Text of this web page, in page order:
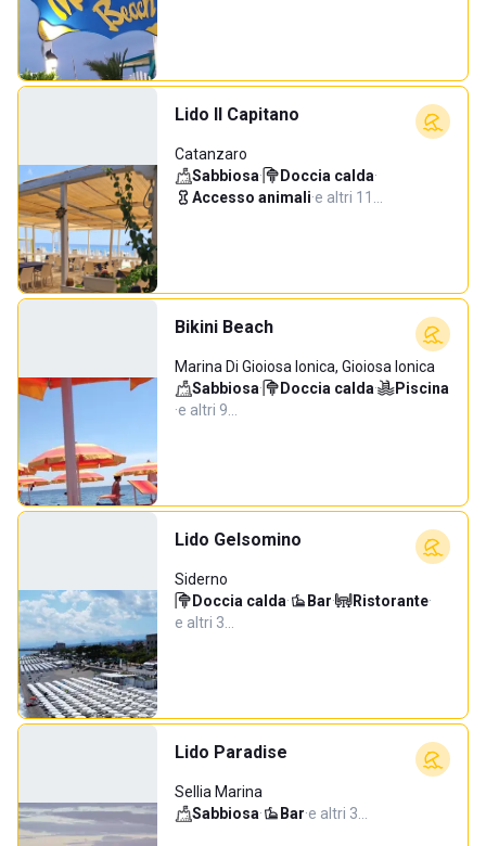
Lido Il Capitano
Catanzaro
Sabbiosa· Doccia calda·
Accesso animali·e altri 11…
Bikini Beach
Marina Di Gioiosa Ionica, Gioiosa Ionica
Sabbiosa· Doccia calda·
Piscina
·e altri 9…
Lido Gelsomino
Siderno
Doccia calda· Bar· Ristorante·
e altri 3…
Lido Paradise
Sellia Marina
Sabbiosa· Bar·e altri 3…